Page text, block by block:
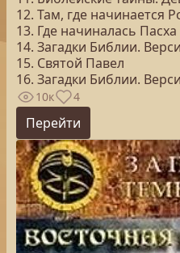
12. Там, где начинается
13. Где начиналась Пасха
14. Загадки Библии.
15. Святой Павел
16. Загадки Библии.
10к 4
Перейти